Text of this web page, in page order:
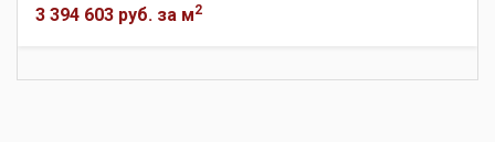
3 394 603 руб. за м2